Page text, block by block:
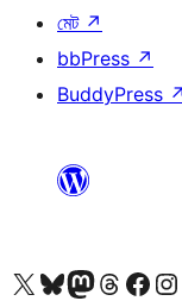
মেট ↗
bbPress ↗
BuddyPress ↗
আমাৰ X (আগৰ Twitter) একাউণ্টলৈ যাওকআমাৰ Bluesky একাউণ্টলৈ যাওকআমাৰ Mastodon একাউণ্টলৈ যাওকআমাৰ Threads একাউণ্টলৈ যাওকআমাৰ Facebook পৃষ্ঠালৈ যাওক
আমাৰ